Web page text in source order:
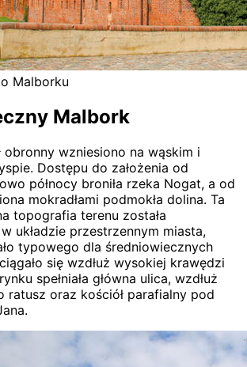
Malborku
Malbork
obronny wzniesiono na wąskim i
Dostępu do założenia od
północy broniła rzeka Nogat, a od
mokradłami podmokła dolina. Ta
topografia terenu została
układzie przestrzennym miasta,
typowego dla średniowiecznych
się wzdłuż wysokiej krawędzi
spełniała główna ulica, wzdłuż
ratusz oraz kościół parafialny pod